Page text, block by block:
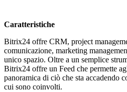
Caratteristiche
Bitrix24 offre CRM, project
comunicazione, marketing
unico spazio. Oltre a un semplice
Bitrix24 offre un Feed che permette
panoramica di ciò che sta accadendo
cui sono coinvolti.